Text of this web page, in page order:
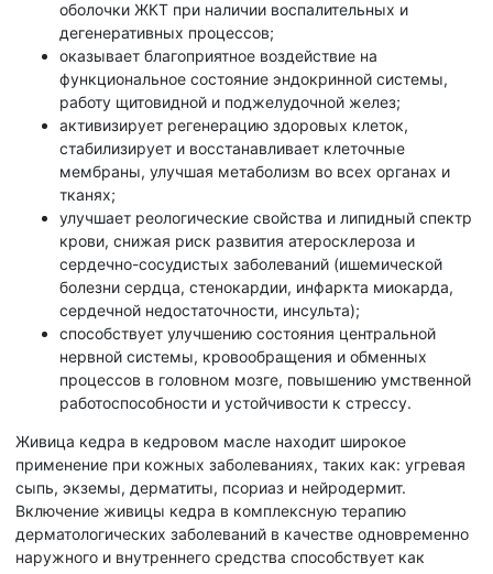
оболочки ЖКТ при наличии воспалительных и
дегенеративных процессов;
оказывает благоприятное воздействие на
функциональное состояние эндокринной системы,
работу щитовидной и поджелудочной желез;
активизирует регенерацию здоровых клеток,
стабилизирует и восстанавливает клеточные
мембраны, улучшая метаболизм во всех органах и
тканях;
улучшает реологические свойства и липидный спектр
крови, снижая риск развития атеросклероза и
сердечно-сосудистых заболеваний (ишемической
болезни сердца, стенокардии, инфаркта миокарда,
сердечной недостаточности, инсульта);
способствует улучшению состояния центральной
нервной системы, кровообращения и обменных
процессов в головном мозге, повышению умственной
работоспособности и устойчивости к стрессу.
Живица кедра в кедровом масле находит широкое
применение при кожных заболеваниях, таких как: угревая
сыпь, экземы, дерматиты, псориаз и нейродермит.
Включение живицы кедра в комплексную терапию
дерматологических заболеваний в качестве одновременно
наружного и внутреннего средства способствует как